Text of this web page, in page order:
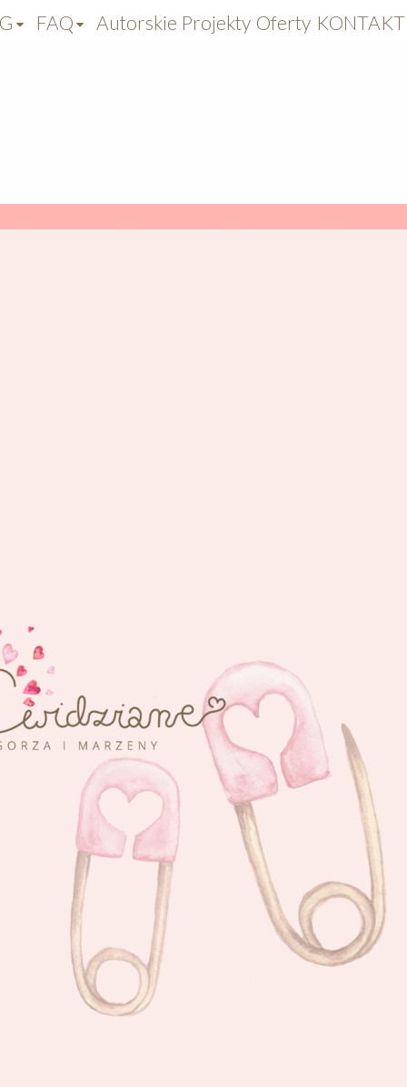
FAQ Autorskie Projekty Oferty KONTAKT